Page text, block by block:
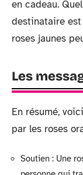
en cadeau.
destinataire est
roses jaunes
Les
En résumé,
par les roses
Soutien : Une